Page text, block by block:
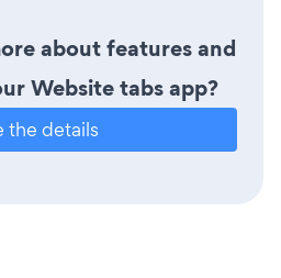
about features and
Website tabs app?
the details